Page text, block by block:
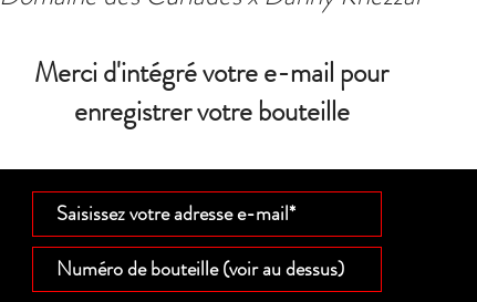
Merci d'intégré votre e-mail pour
enregistrer votre bouteille